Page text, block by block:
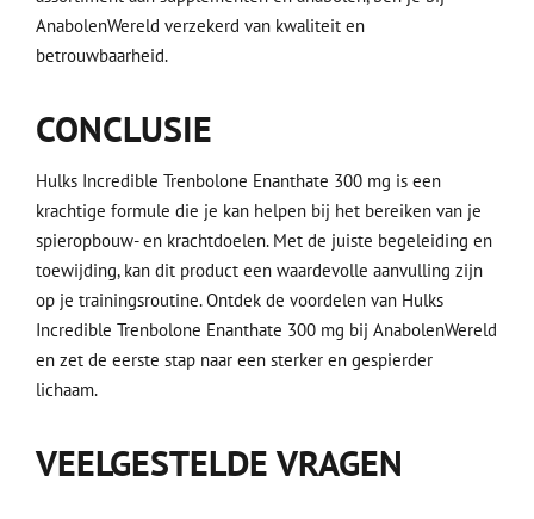
AnabolenWereld verzekerd van kwaliteit en
betrouwbaarheid.
CONCLUSIE
Hulks Incredible Trenbolone Enanthate 300 mg is een
krachtige formule die je kan helpen bij het bereiken van je
spieropbouw- en krachtdoelen. Met de juiste begeleiding en
toewijding, kan dit product een waardevolle aanvulling zijn
op je trainingsroutine. Ontdek de voordelen van Hulks
Incredible Trenbolone Enanthate 300 mg bij AnabolenWereld
en zet de eerste stap naar een sterker en gespierder
lichaam.
VEELGESTELDE VRAGEN